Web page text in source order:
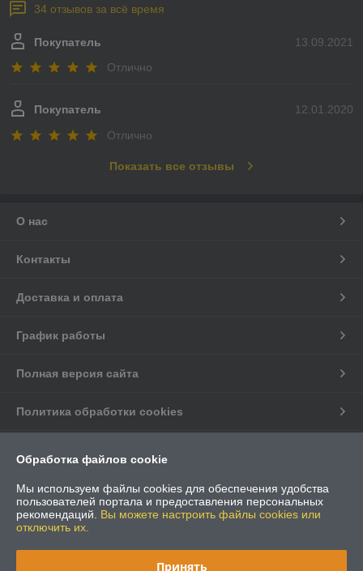
34 отзывов за всё время
13.09.2021
Покупатель
Отлично
12.01.2020
Покупатель
Отлично
Показать все отзывы
О нас
Контакты
Доставка и оплата
График работы
Полная версия сайта
Политика обработки cookies
Информация для покупателя
Обработка файлов cookie
Мы используем файлы cookies для обеспечения удобства
пользователей портала и предоставления персональных
рекомендаций. Вы можете настроить файлы cookies или
отключить их.
Принять